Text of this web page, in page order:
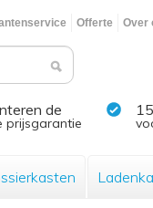
Offerte Over
de
prijsgarantie